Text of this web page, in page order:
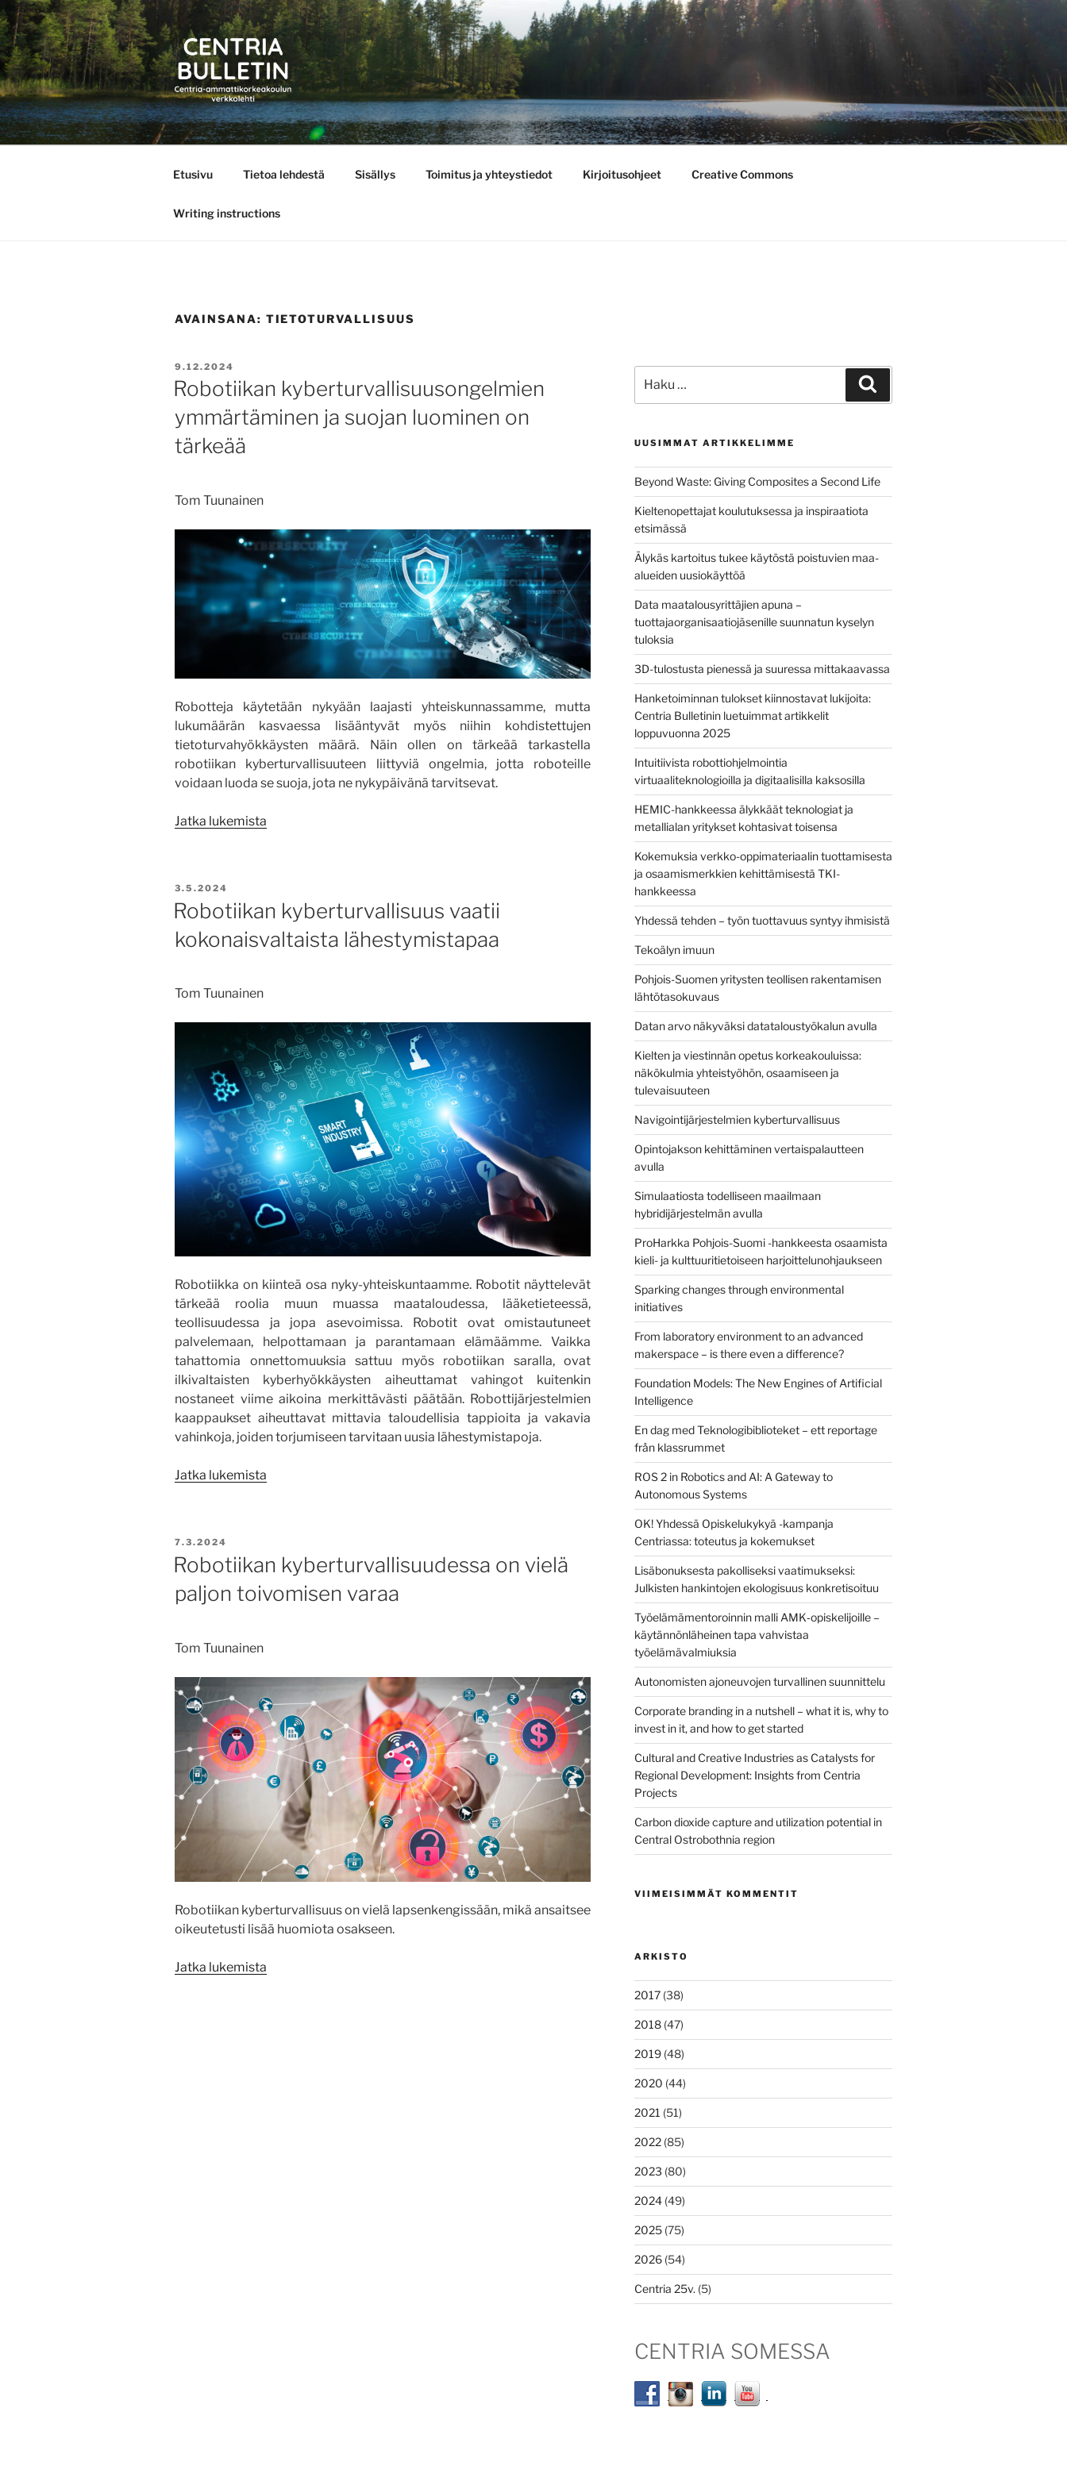
Siirry
sisältöön
CENTRIA BULLETIN
Etusivu Tietoa lehdestä Sisällys Toimitus ja yhteystiedot Kirjoitusohjeet Creative Commons
Writing instructions
AVAINSANA: TIETOTURVALLISUUS
JULKAISTU
9.12.2024
Robotiikan kyberturvallisuusongelmien
ymmärtäminen ja suojan luominen on
tärkeää
Tom Tuunainen
Robotteja käytetään nykyään laajasti yhteiskunnassamme, mutta
lukumäärän kasvaessa lisääntyvät myös niihin kohdistettujen
tietoturvahyökkäysten määrä. Näin ollen on tärkeää tarkastella
robotiikan kyberturvallisuuteen liittyviä ongelmia, jotta roboteille
voidaan luoda se suoja, jota ne nykypäivänä tarvitsevat.
Jatka lukemista
luominen
on
JULKAISTU
3.5.2024
Robotiikan kyberturvallisuus vaatii
kokonaisvaltaista lähestymistapaa
Tom Tuunainen
Robotiikka on kiinteä osa nyky-yhteiskuntaamme. Robotit näyttelevät
tärkeää roolia muun muassa maataloudessa, lääketieteessä,
teollisuudessa ja jopa asevoimissa. Robotit ovat omistautuneet
palvelemaan, helpottamaan ja parantamaan elämäämme. Vaikka
tahattomia onnettomuuksia sattuu myös robotiikan saralla, ovat
ilkivaltaisten kyberhyökkäysten aiheuttamat vahingot kuitenkin
nostaneet viime aikoina merkittävästi päätään. Robottijärjestelmien
kaappaukset aiheuttavat mittavia taloudellisia tappioita ja vakavia
vahinkoja, joiden torjumiseen tarvitaan uusia lähestymistapoja.
Jatka lukemista
JULKAISTU
7.3.2024
Robotiikan kyberturvallisuudessa on vielä
paljon toivomisen varaa
Tom Tuunainen
Robotiikan kyberturvallisuus on vielä lapsenkengissään, mikä ansaitsee
oikeutetusti lisää huomiota osakseen.
Jatka lukemista
UUSIMMAT ARTIKKELIMME
Beyond Waste: Giving Composites a Second Life
Kieltenopettajat koulutuksessa ja inspiraatiota
etsimässä
Älykäs kartoitus tukee käytöstä poistuvien maa-
alueiden uusiokäyttöä
Data maatalousyrittäjien apuna –
tuottajaorganisaatiojäsenille suunnatun kyselyn
tuloksia
3D-tulostusta pienessä ja suuressa mittakaavassa
Hanketoiminnan tulokset kiinnostavat lukijoita:
Centria Bulletinin luetuimmat artikkelit
loppuvuonna 2025
Intuitiivista robottiohjelmointia
virtuaaliteknologioilla ja digitaalisilla kaksosilla
HEMIC-hankkeessa älykkäät teknologiat ja
metallialan yritykset kohtasivat toisensa
Kokemuksia verkko-oppimateriaalin tuottamisesta
ja osaamismerkkien kehittämisestä TKI-
hankkeessa
Yhdessä tehden – työn tuottavuus syntyy ihmisistä
Tekoälyn imuun
Pohjois-Suomen yritysten teollisen rakentamisen
lähtötasokuvaus
Datan arvo näkyväksi datataloustyökalun avulla
Kielten ja viestinnän opetus korkeakouluissa:
näkökulmia yhteistyöhön, osaamiseen ja
tulevaisuuteen
Navigointijärjestelmien kyberturvallisuus
Opintojakson kehittäminen vertaispalautteen
avulla
Simulaatiosta todelliseen maailmaan
hybridijärjestelmän avulla
ProHarkka Pohjois-Suomi -hankkeesta osaamista
kieli- ja kulttuuritietoiseen harjoittelunohjaukseen
Sparking changes through environmental
initiatives
From laboratory environment to an advanced
makerspace – is there even a difference?
Foundation Models: The New Engines of Artificial
Intelligence
En dag med Teknologibiblioteket – ett reportage
från klassrummet
ROS 2 in Robotics and AI: A Gateway to
Autonomous Systems
OK! Yhdessä Opiskelukykyä -kampanja
Centriassa: toteutus ja kokemukset
Lisäbonuksesta pakolliseksi vaatimukseksi:
Julkisten hankintojen ekologisuus konkretisoituu
Työelämämentoroinnin malli AMK‑opiskelijoille –
käytännönläheinen tapa vahvistaa
työelämävalmiuksia
Autonomisten ajoneuvojen turvallinen suunnittelu
Corporate branding in a nutshell – what it is, why to
invest in it, and how to get started
Cultural and Creative Industries as Catalysts for
Regional Development: Insights from Centria
Projects
Carbon dioxide capture and utilization potential in
Central Ostrobothnia region
VIIMEISIMMÄT KOMMENTIT
ARKISTO
2017(38)
2018(47)
2019(48)
2020 (44)
2021 (51)
2022(85)
2023 (80)
2024(49)
2025(75)
2026(54)
Centria 25v. (5)
CENTRIA SOMESSA